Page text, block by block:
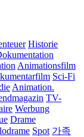
Historie
Animationsfilm
Sci-Fi
Animation.
TV-
Werbung
Drame
Spot 가족